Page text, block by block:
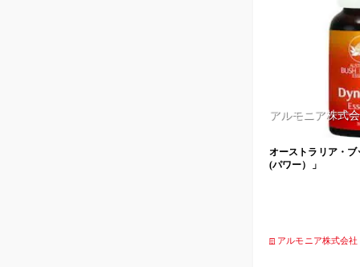
アルモニア株式
オーストラリア・
(パワー）」
アルモニア株式会社